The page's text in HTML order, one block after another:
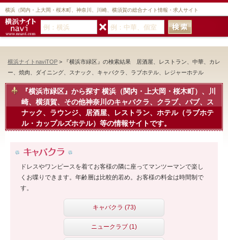
横浜（関内・上大岡・桜木町、神奈川、川崎、横須賀の総合ナイト情報・求人サイト
横浜ナイトnaviTOP > 『横浜市緑区』の検索結果 居酒屋、レストラン、中華、カレ
ー、焼肉、ダイニング、スナック、キャバクラ、ラブホテル、レジャーホテル
『横浜市緑区』から探す 横浜（関内・上大岡・桜木町）、川
崎、横須賀、その他神奈川のキャバクラ、クラブ、パブ、ス
ナック、ラウンジ、居酒屋、レストラン、ホテル（ラブホテ
ル・カップルズホテル）等の情報サイトです。
ドレスやワンピースを着てお客様の隣に座ってマンツーマンで楽し
くお喋りできます。年齢層は比較的若め。お客様の料金は時間制で
す。
キャバクラ (73)
ニュークラブ (1)